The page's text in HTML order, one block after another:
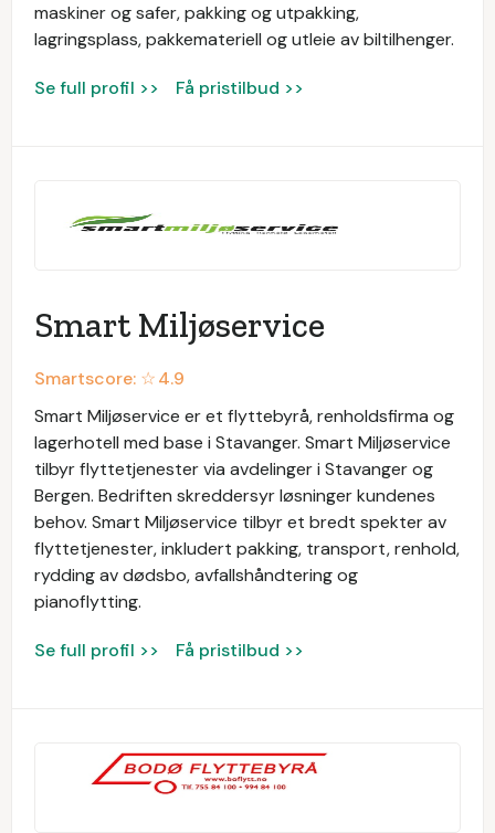
maskiner og safer, pakking og utpakking,
lagringsplass, pakkemateriell og utleie av biltilhenger.
Se full profil >> Få pristilbud >>
Smart Miljøservice
Smartscore: ☆4.9
Smart Miljøservice er et flyttebyrå, renholdsfirma og
lagerhotell med base i Stavanger. Smart Miljøservice
tilbyr flyttetjenester via avdelinger i Stavanger og
Bergen. Bedriften skreddersyr løsninger kundenes
behov. Smart Miljøservice tilbyr et bredt spekter av
flyttetjenester, inkludert pakking, transport, renhold,
rydding av dødsbo, avfallshåndtering og
pianoflytting.
Se full profil >> Få pristilbud >>